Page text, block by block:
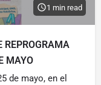
1 min read
REPROGRAMA
MAYO
de mayo, en el